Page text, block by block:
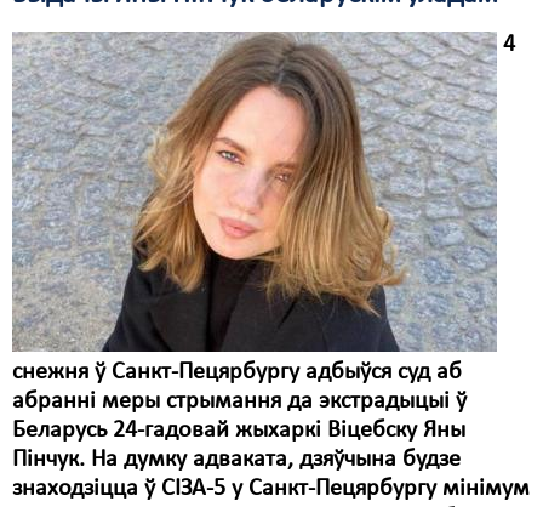
4
снежня ў Санкт-Пецярбургу адбыўся суд аб
абранні меры стрымання да экстрадыцыі ў
Беларусь 24-гадовай жыхаркі Віцебску Яны
Пінчук. На думку адваката, дзяўчына будзе
знаходзіцца ў СІЗА-5 у Санкт-Пецярбургу мінімум